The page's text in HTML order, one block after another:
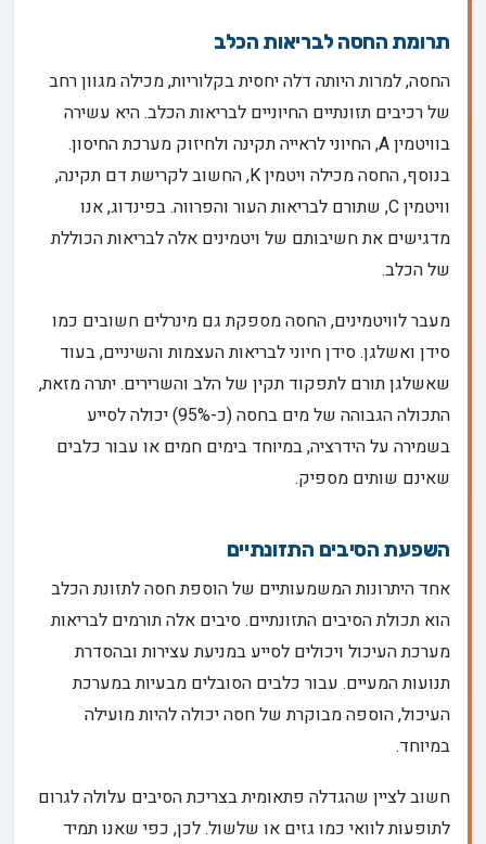
תרומת החסה לבריאות הכלב
החסה, למרות היותה דלה יחסית בקלוריות, מכילה מגוון רחב
של רכיבים תזונתיים החיוניים לבריאות הכלב. היא עשירה
בוויטמין A, החיוני לראייה תקינה ולחיזוק מערכת החיסון.
בנוסף, החסה מכילה ויטמין K, החשוב לקרישת דם תקינה,
וויטמין C, שתורם לבריאות העור והפרווה. בפינדוג, אנו
מדגישים את חשיבותם של ויטמינים אלה לבריאות הכוללת
של הכלב.
מעבר לוויטמינים, החסה מספקת גם מינרלים חשובים כמו
סידן ואשלגן. סידן חיוני לבריאות העצמות והשיניים, בעוד
שאשלגן תורם לתפקוד תקין של הלב והשרירים. יתרה מזאת,
התכולה הגבוהה של מים בחסה (כ-95%) יכולה לסייע
בשמירה על הידרציה, במיוחד בימים חמים או עבור כלבים
שאינם שותים מספיק.
השפעת הסיבים התזונתיים
אחד היתרונות המשמעותיים של הוספת חסה לתזונת הכלב
הוא תכולת הסיבים התזונתיים. סיבים אלה תורמים לבריאות
מערכת העיכול ויכולים לסייע במניעת עצירות ובהסדרת
תנועות המעיים. עבור כלבים הסובלים מבעיות במערכת
העיכול, הוספה מבוקרת של חסה יכולה להיות מועילה
במיוחד.
חשוב לציין שהגדלה פתאומית בצריכת הסיבים עלולה לגרום
לתופעות לוואי כמו גזים או שלשול. לכן, כפי שאנו תמיד